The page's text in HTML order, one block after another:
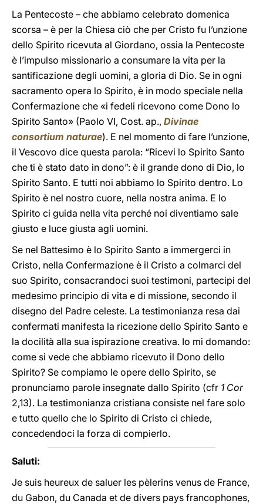
La Pentecoste – che abbiamo celebrato domenica
scorsa – è per la Chiesa ciò che per Cristo fu l’unzione
dello Spirito ricevuta al Giordano, ossia la Pentecoste
è l’impulso missionario a consumare la vita per la
santificazione degli uomini, a gloria di Dio. Se in ogni
sacramento opera lo Spirito, è in modo speciale nella
Confermazione che «i fedeli ricevono come Dono lo
Spirito Santo» (Paolo VI, Cost. ap., Divinae
consortium naturae). E nel momento di fare l’unzione,
il Vescovo dice questa parola: “Ricevi lo Spirito Santo
che ti è stato dato in dono”: è il grande dono di Dio, lo
Spirito Santo. E tutti noi abbiamo lo Spirito dentro. Lo
Spirito è nel nostro cuore, nella nostra anima. E lo
Spirito ci guida nella vita perché noi diventiamo sale
giusto e luce giusta agli uomini.
Se nel Battesimo è lo Spirito Santo a immergerci in
Cristo, nella Confermazione è il Cristo a colmarci del
suo Spirito, consacrandoci suoi testimoni, partecipi del
medesimo principio di vita e di missione, secondo il
disegno del Padre celeste. La testimonianza resa dai
confermati manifesta la ricezione dello Spirito Santo e
la docilità alla sua ispirazione creativa. Io mi domando:
come si vede che abbiamo ricevuto il Dono dello
Spirito? Se compiamo le opere dello Spirito, se
pronunciamo parole insegnate dallo Spirito (cfr 1 Cor
2,13). La testimonianza cristiana consiste nel fare solo
e tutto quello che lo Spirito di Cristo ci chiede,
concedendoci la forza di compierlo.
Saluti:
Je suis heureux de saluer les pèlerins venus de France,
du Gabon, du Canada et de divers pays francophones,